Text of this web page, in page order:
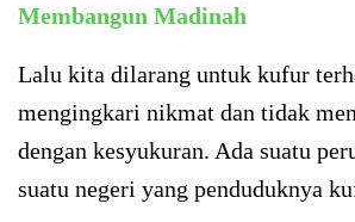
Membangun Madinah
Lalu kita dilarang untuk kufur
mengingkari nikmat dan tidak
dengan kesyukuran. Ada suatu
suatu negeri yang penduduknya